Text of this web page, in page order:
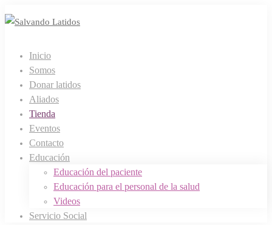
Inicio
Somos
Donar latidos
Aliados
Tienda
Eventos
Contacto
Educación
Educación del paciente
Educación para el personal de la salud
Videos
Servicio Social